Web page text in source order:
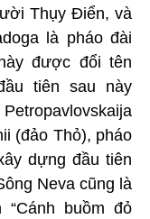
Thụy Điển, và
là pháo đài
được đổi tên
tiên sau này
(đảo Thỏ), pháo
dựng đầu tiên
Neva cũng là
buồm đỏ